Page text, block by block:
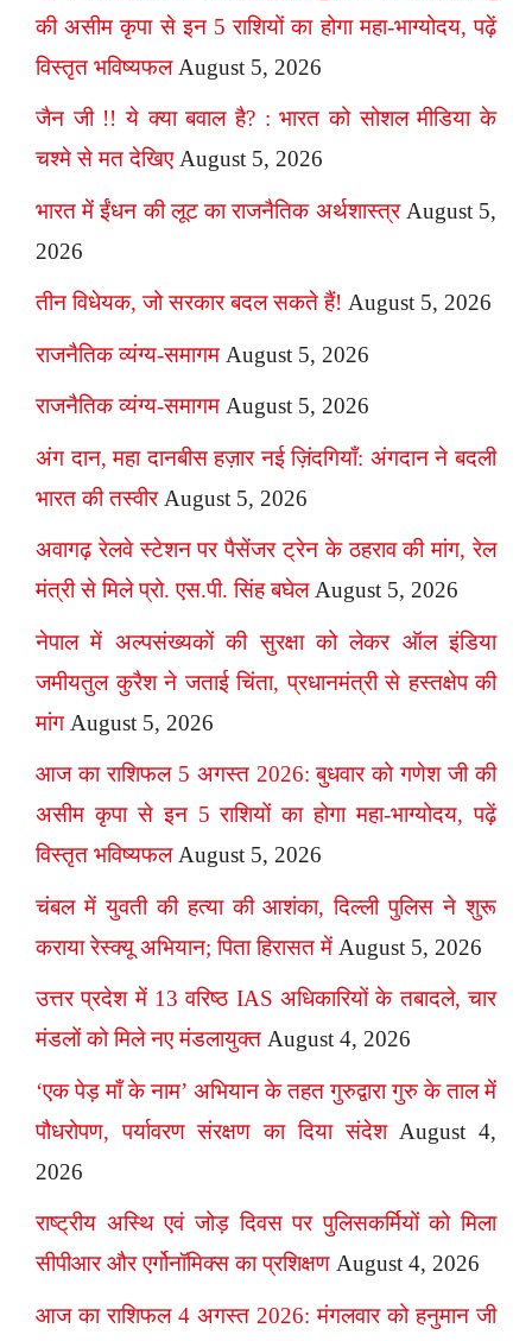
की असीम कृपा से इन 5 राशियों का होगा महा-भाग्योदय, पढ़ें
विस्तृत भविष्यफल August 5, 2026
जैन जी !! ये क्या बवाल है? : भारत को सोशल मीडिया के
चश्मे से मत देखिए August 5, 2026
भारत में ईंधन की लूट का राजनैतिक अर्थशास्त्र August 5,
2026
तीन विधेयक, जो सरकार बदल सकते हैं! August 5, 2026
राजनैतिक व्यंग्य-समागम August 5, 2026
राजनैतिक व्यंग्य-समागम August 5, 2026
अंग दान, महा दानबीस हज़ार नई ज़िंदगियाँ: अंगदान ने बदली
भारत की तस्वीर August 5, 2026
अवागढ़ रेलवे स्टेशन पर पैसेंजर ट्रेन के ठहराव की मांग, रेल
मंत्री से मिले प्रो. एस.पी. सिंह बघेल August 5, 2026
नेपाल में अल्पसंख्यकों की सुरक्षा को लेकर ऑल इंडिया
जमीयतुल कुरैश ने जताई चिंता, प्रधानमंत्री से हस्तक्षेप की
मांग August 5, 2026
आज का राशिफल 5 अगस्त 2026: बुधवार को गणेश जी की
असीम कृपा से इन 5 राशियों का होगा महा-भाग्योदय, पढ़ें
विस्तृत भविष्यफल August 5, 2026
चंबल में युवती की हत्या की आशंका, दिल्ली पुलिस ने शुरू
कराया रेस्क्यू अभियान; पिता हिरासत में August 5, 2026
उत्तर प्रदेश में 13 वरिष्ठ IAS अधिकारियों के तबादले, चार
मंडलों को मिले नए मंडलायुक्त August 4, 2026
‘एक पेड़ माँ के नाम’ अभियान के तहत गुरुद्वारा गुरु के ताल में
पौधरोपण, पर्यावरण संरक्षण का दिया संदेश August 4,
2026
राष्ट्रीय अस्थि एवं जोड़ दिवस पर पुलिसकर्मियों को मिला
सीपीआर और एर्गोनॉमिक्स का प्रशिक्षण August 4, 2026
आज का राशिफल 4 अगस्त 2026: मंगलवार को हनुमान जी